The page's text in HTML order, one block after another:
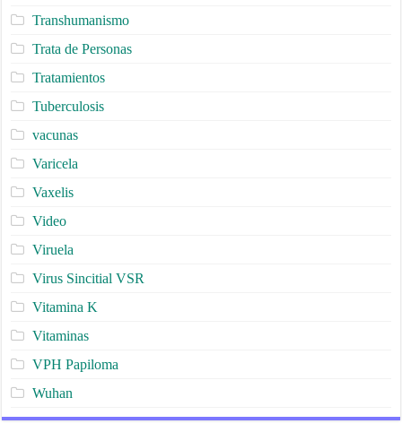
Transhumanismo
Trata de Personas
Tratamientos
Tuberculosis
vacunas
Varicela
Vaxelis
Video
Viruela
Virus Sincitial VSR
Vitamina K
Vitaminas
VPH Papiloma
Wuhan